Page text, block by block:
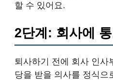
할 수 있어요.
2단계: 회사에 통
퇴사하기 전에 회사 인사
당을 받을 의사를 정식으